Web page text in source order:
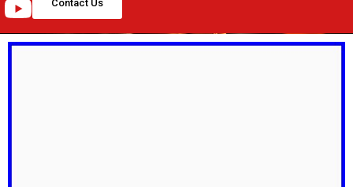
Contact Us